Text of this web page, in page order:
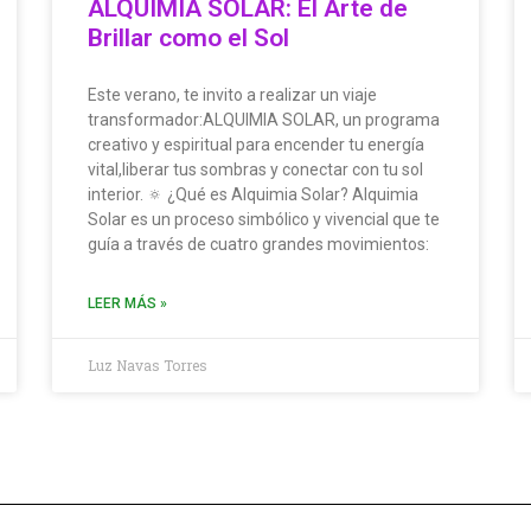
ALQUIMIA SOLAR: El Arte de
Brillar como el Sol
Este verano, te invito a realizar un viaje
transformador:ALQUIMIA SOLAR, un programa
creativo y espiritual para encender tu energía
vital,liberar tus sombras y conectar con tu sol
interior. 🔅 ¿Qué es Alquimia Solar? Alquimia
Solar es un proceso simbólico y vivencial que te
guía a través de cuatro grandes movimientos:
LEER MÁS »
Luz Navas Torres